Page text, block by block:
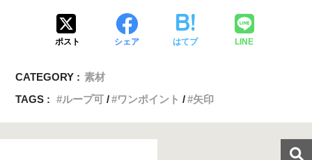
ポスト シェア はてブ LINE
CATEGORY : 素材
TAGS :
ループ可 ワンポイント 矢印